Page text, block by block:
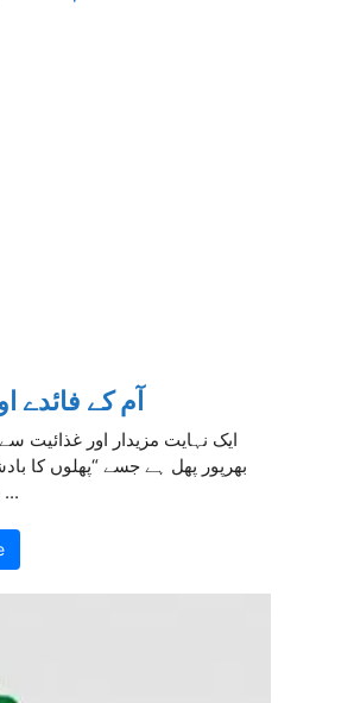
آم کے فائدے
بھرپور پھل ہے جسے “پھلوں کا
جاتا ہے۔ اس ...